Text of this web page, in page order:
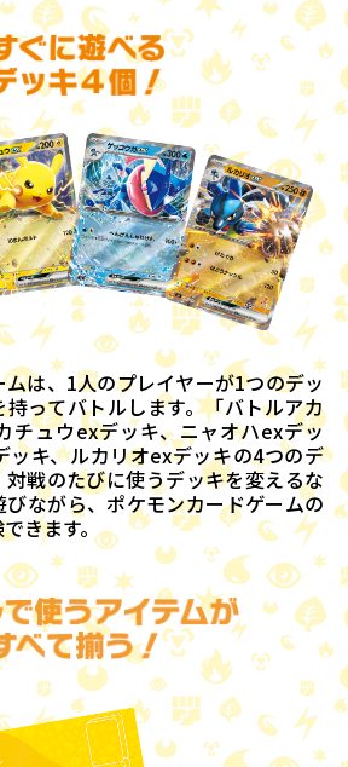
は、1人のプレイヤーが1つのデッ
ってバトルします。「バトルアカ
チュウexデッキ、ニャオハexデッ
ッキ、ルカリオexデッキの4つのデ
戦のたびに使うデッキを変えるな
ながら、ポケモンカードゲームの
きます。